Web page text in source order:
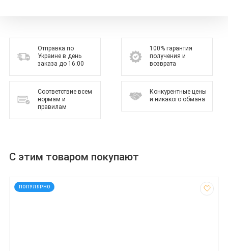
Отправка по
Украине в день
заказа до 16:00
Соответствие всем
нормам и
правилам
100% гарантия
получения и
возврата
Конкурентные цены
и никакого обмана
С этим товаром покупают
ПОПУЛЯРНО
код: 1901